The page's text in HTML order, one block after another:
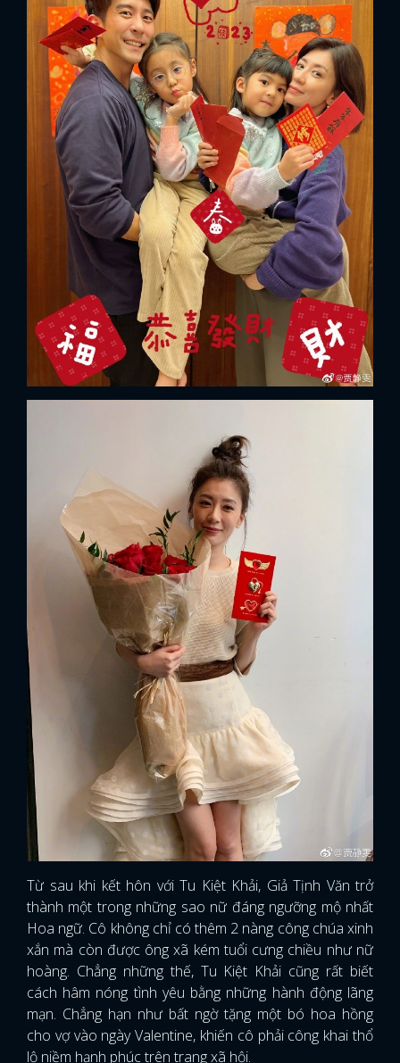
x
ĐĂNG NHẬP
Từ sau khi kết hôn với Tu Kiệt Khải, Giả Tịnh Văn trở
thành một trong những sao nữ đáng ngưỡng mộ nhất
Hoa ngữ. Cô không chỉ có thêm 2 nàng công chúa xinh
xắn mà còn được ông xã kém tuổi cưng chiều như nữ
hoàng. Chẳng những thế, Tu Kiệt Khải cũng rất biết
cách hâm nóng tình yêu bằng những hành động lãng
mạn. Chẳng hạn như bất ngờ tặng một bó hoa hồng
cho vợ vào ngày Valentine, khiến cô phải công khai thổ
lộ niềm hạnh phúc trên trang xã hội.